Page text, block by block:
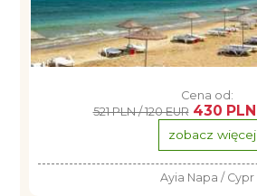
Cena od:
521 PLN / 120 EUR 430
zobacz więcej
Ayia Napa / Cypr